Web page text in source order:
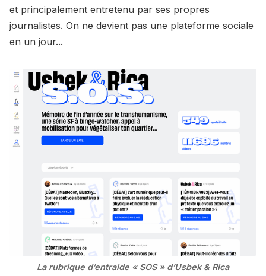
et principalement entretenu par ses propres
journalistes. On ne devient pas une plateforme sociale
en un jour...
La rubrique d’entraide « SOS » d’Usbek & Rica